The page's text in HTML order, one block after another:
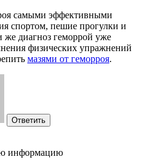
самыми эффективными
спортом, пешие прогулки и
же диагноз геморрой уже
физических упражнений
мазями от геморроя.
Ответить
информацию